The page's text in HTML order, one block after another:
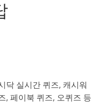
닥 실시간 퀴즈, 캐시워
, 페이북 퀴즈, 오퀴즈 등